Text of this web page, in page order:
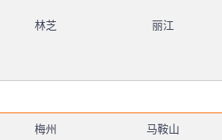
林芝 丽江
梅州 马鞍山